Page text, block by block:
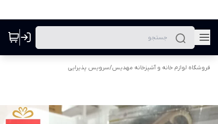
فروشگاه لوازم خانه و آشپزخانه مهدیس/سرویس پذیرایی